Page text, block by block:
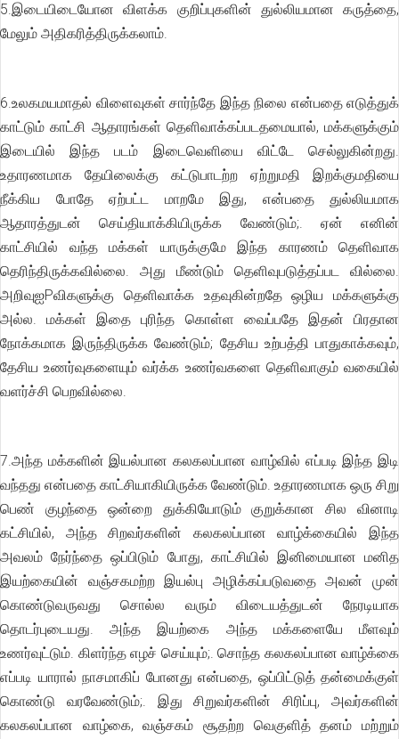
5.இடையிடையோன விளக்க குறிப்புகளின் துல்லியமான கருத்தை,
மேலும் அதிகரித்திருக்கலாம்.
6.உலகமயமாதல் விளைவுகள் சார்ந்தே இந்த நிலை என்பதை எடுத்துக்
காட்டும் காட்சி ஆதாரங்கள் தெளிவாக்கப்படதமையால், மக்களுக்கும்
இடையில் இந்த படம் இடைவெளியை விட்டே செல்லுகின்றது.
உதாரணமாக தேயிலைக்கு கட்டுபாடற்ற ஏற்றுமதி இறக்குமதியை
நீக்கிய போதே ஏற்பட்ட மாறமே இது, என்பதை துல்லியமாக
ஆதாரத்துடன் செய்தியாக்கியிருக்க வேண்டும்;. ஏன் எனின்
காட்சியில் வந்த மக்கள் யாருக்குமே இந்த காரணம் தெளிவாக
தெரிந்திருக்கவில்லை. அது மீண்டும் தெளிவுபடுத்தப்பட வில்லை.
அறிவுஐPவிகளுக்கு தெளிவாக்க உதவுகின்றதே ஒழிய மக்களுக்கு
அல்ல. மக்கள் இதை புரிந்த கொள்ள வைப்பதே இதன் பிரதான
நோக்கமாக இருந்திருக்க வேண்டும்; தேசிய உற்பத்தி பாதுகாக்கவும்,
தேசிய உணர்வுகளையும் வர்க்க உணர்வகளை தெளிவாகும் வகையில்
வளர்ச்சி பெறவில்லை.
7.அந்த மக்களின் இயல்பான கலகலப்பான வாழ்வில் எப்படி இந்த இடி
வந்தது என்பதை காட்சியாகியிருக்க வேண்டும். உதாரணமாக ஒரு சிறு
பெண் குழந்தை ஒன்றை துக்கியோடும் குறுக்கான சில வினாடி
கட்சியில், அந்த சிறவர்களின் கலகலப்பான வாழ்க்கையில் இந்த
அவலம் நேர்ந்தை ஒப்பிடும் போது, காட்சியில் இனிமையான மனித
இயற்கையின் வஞ்சகமற்ற இயல்பு அழிக்கப்படுவதை அவன் முன்
கொண்டுவருவது சொல்ல வரும் விடையத்துடன் நேரடியாக
தொடர்புடையது. அந்த இயற்கை அந்த மக்களையே மீளவும்
உணர்வுட்டும். கிளர்ந்த எழச் செய்யும்;. சொந்த கலகலப்பான வாழ்க்கை
எப்படி யாரால் நாசமாகிப் போனது என்பதை, ஒப்பிட்டுத் தன்மைக்குள்
கொண்டு வரவேண்டும்;. இது சிறுவர்களின் சிரிப்பு, அவர்களின்
கலகலப்பான வாழ்கை, வஞ்சகம் சூதற்ற வெகுளித் தனம் மற்றும்